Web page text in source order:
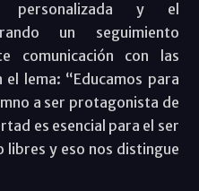
personalizada y el
un seguimiento
comunicación con las
lema: “Educamos para
a ser protagonista de
es esencial para el ser
libres y eso nos distingue